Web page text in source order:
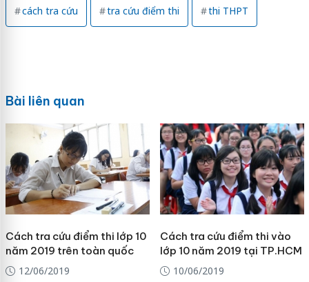
cách tra cứu tra cứu điểm thi thi THPT
Bài liên quan
Cách tra cứu điểm thi lớp 10
năm 2019 trên toàn quốc
12/06/2019
Cách tra cứu điểm thi vào
lớp 10 năm 2019 tại TP.HCM
10/06/2019